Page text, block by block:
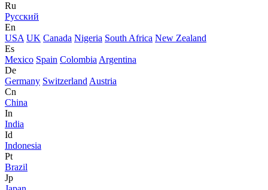
Ru
Русский
En
USA UK Canada Nigeria South Africa New Zealand
Es
Mexico Spain Colombia Argentina
De
Germany Switzerland Austria
Cn
China
In
India
Id
Indonesia
Pt
Brazil
Jp